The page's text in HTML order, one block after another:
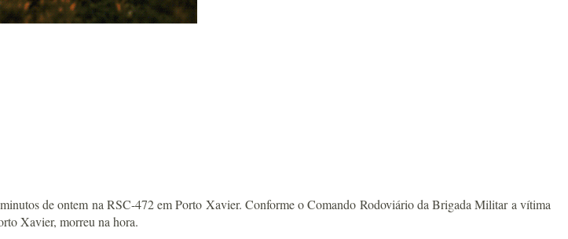
de ontem na RSC-472 em Porto Xavier. Conforme o Comando Rodoviário da Brigada Militar a vítima
Xavier, morreu na hora.